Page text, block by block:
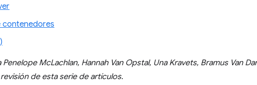
contenedores
McLachlan, Hannah Van Opstal, Una Kravets, Bramus Van
de esta serie de artículos.